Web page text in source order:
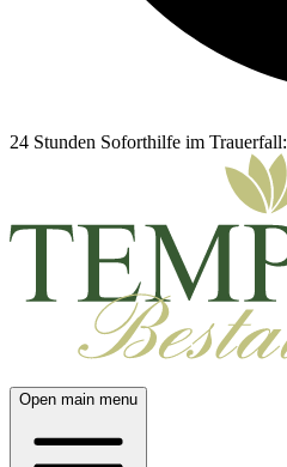
24 Stunden Soforthilfe im Trauerfall:
Open main menu